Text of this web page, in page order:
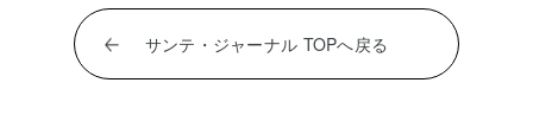
サンテ・ジャーナル TOPへ戻る